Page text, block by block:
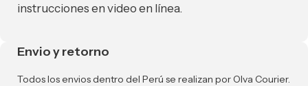
instrucciones en video en línea.
Envio y retorno
Todos los envios dentro del Perú se realizan por Olva Courier.